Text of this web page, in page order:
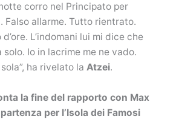
corro nel Principato per
Falso allarme. Tutto rientrato.
L’indomani lui mi dice che
Io in lacrime me ne vado.
ha rivelato la Atzei.
la fine del rapporto con Max
per l’Isola dei Famosi